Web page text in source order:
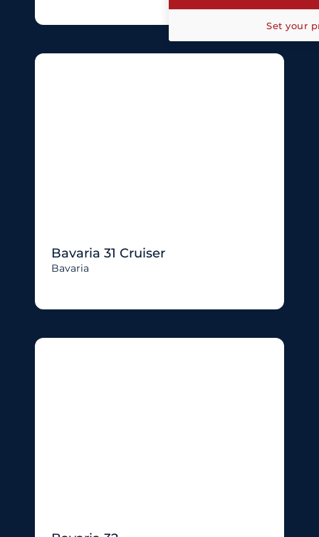
Bavaria 31 Cruiser
Bavaria
Set your